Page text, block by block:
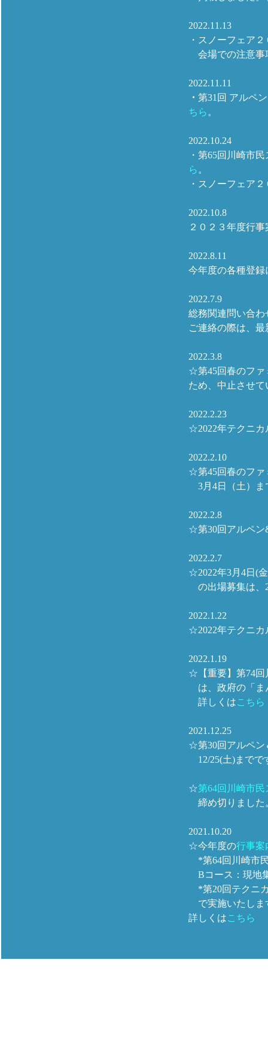
2022.11.13
・スノーフェア
会場での注意事
2022.11.11
・ 第31回 アルペ
ちら 。
2022.10.24
・第65回川崎市
ら 。
・スノーフェア
2022.10.8
２０２３年度行
2022.8.11
今年度の各種登
2022.7.9
総務関連問い合
ご連絡の際は、
2022.3.8
☆第45回春のファ
ため、中止させ
2022.2.23
☆2022年テクニカ
2022.2.10
☆第45回春のファ
3月4日（土）ま
2022.2.8
☆第30回アルペン
2022.2.7
☆2022年3月4日(
の出場募集は、
2022.1.22
☆2022年テクニカ
2022.1.19
☆【重要】第74回
は、政府の「ま
詳しくはこちら
2021.12.25
☆第30回アルペン
12/25(土)まで
☆第64回川崎市
締め切りました
2021.10.20
☆今年度の行事案
*第64回川崎市
Bコース：現地
*第20回テクニ
で実施いたしま
詳しくはこちら